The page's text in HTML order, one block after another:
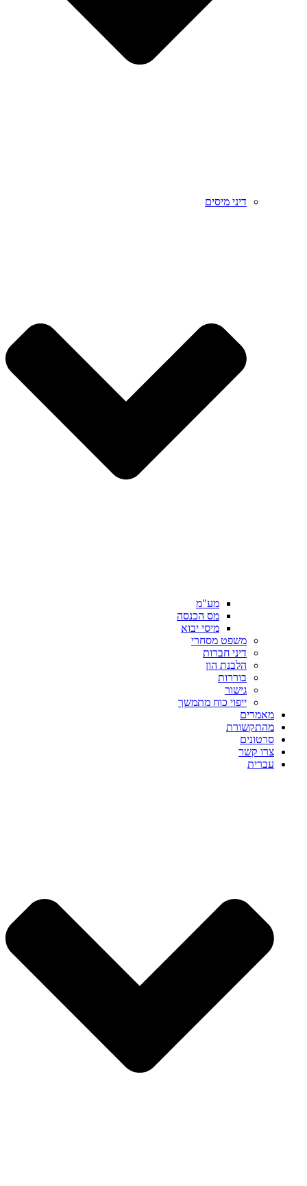
דיני מיסים
מע"מ
מס הכנסה
מיסי יבוא
משפט מסחרי
דיני חברות
הלבנת הון
בוררות
גישור
ייפוי כוח מתמשך
מאמרים
מהתקשורת
סרטונים
צרו קשר
עברית